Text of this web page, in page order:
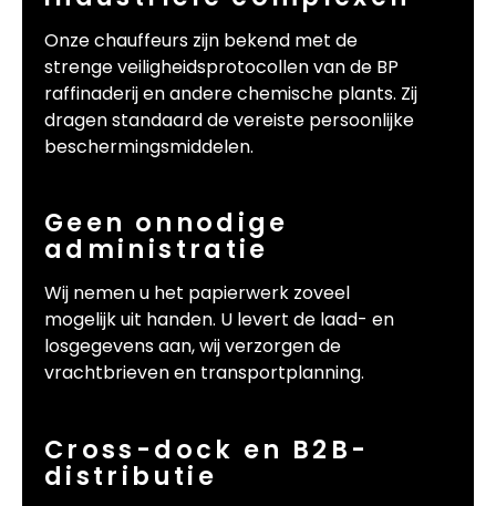
Onze chauffeurs zijn bekend met de
strenge veiligheidsprotocollen van de BP
raffinaderij en andere chemische plants. Zij
dragen standaard de vereiste persoonlijke
beschermingsmiddelen.
Geen onnodige
administratie
Wij nemen u het papierwerk zoveel
mogelijk uit handen. U levert de laad- en
losgegevens aan, wij verzorgen de
vrachtbrieven en transportplanning.
Cross-dock en B2B-
distributie